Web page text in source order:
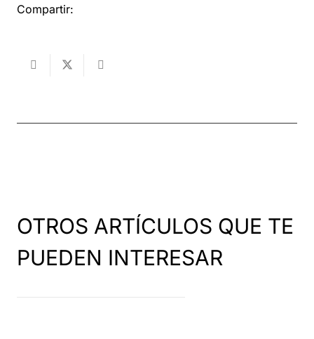
Compartir:
OTROS ARTÍCULOS QUE TE
PUEDEN INTERESAR